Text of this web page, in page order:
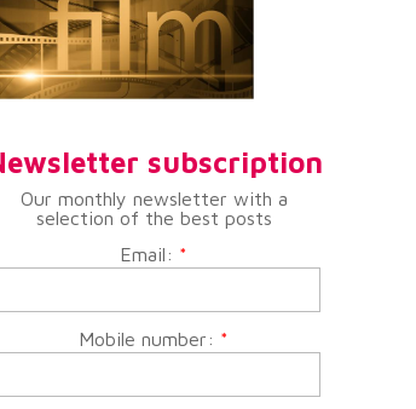
subscription
Our monthly newsletter with a
selection of the best posts
Email: *
Mobile number: *